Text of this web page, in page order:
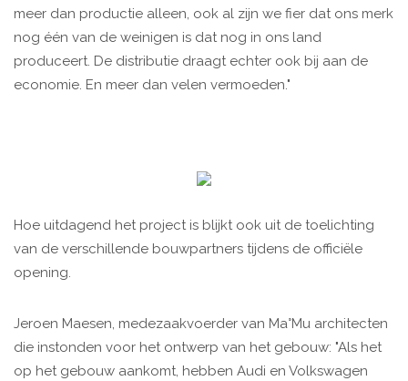
meer dan productie alleen, ook al zijn we fier dat ons merk
nog één van de weinigen is dat nog in ons land
produceert. De distributie draagt echter ook bij aan de
economie. En meer dan velen vermoeden."
Hoe uitdagend het project is blijkt ook uit de toelichting
van de verschillende bouwpartners tijdens de officiële
opening.
Jeroen Maesen, medezaakvoerder van Ma°Mu architecten
die instonden voor het ontwerp van het gebouw: "Als het
op het gebouw aankomt, hebben Audi en Volkswagen